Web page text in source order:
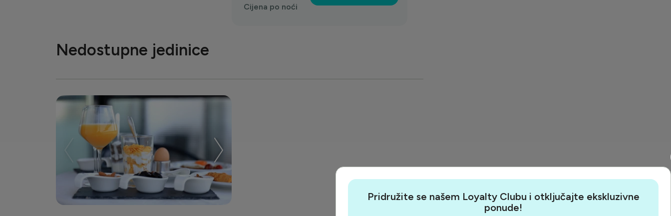
Pridružite se našem Loyalty Clubu i otključajte ekskluzivne
ponude!
Cijena po noći
Nedostupne jedinice